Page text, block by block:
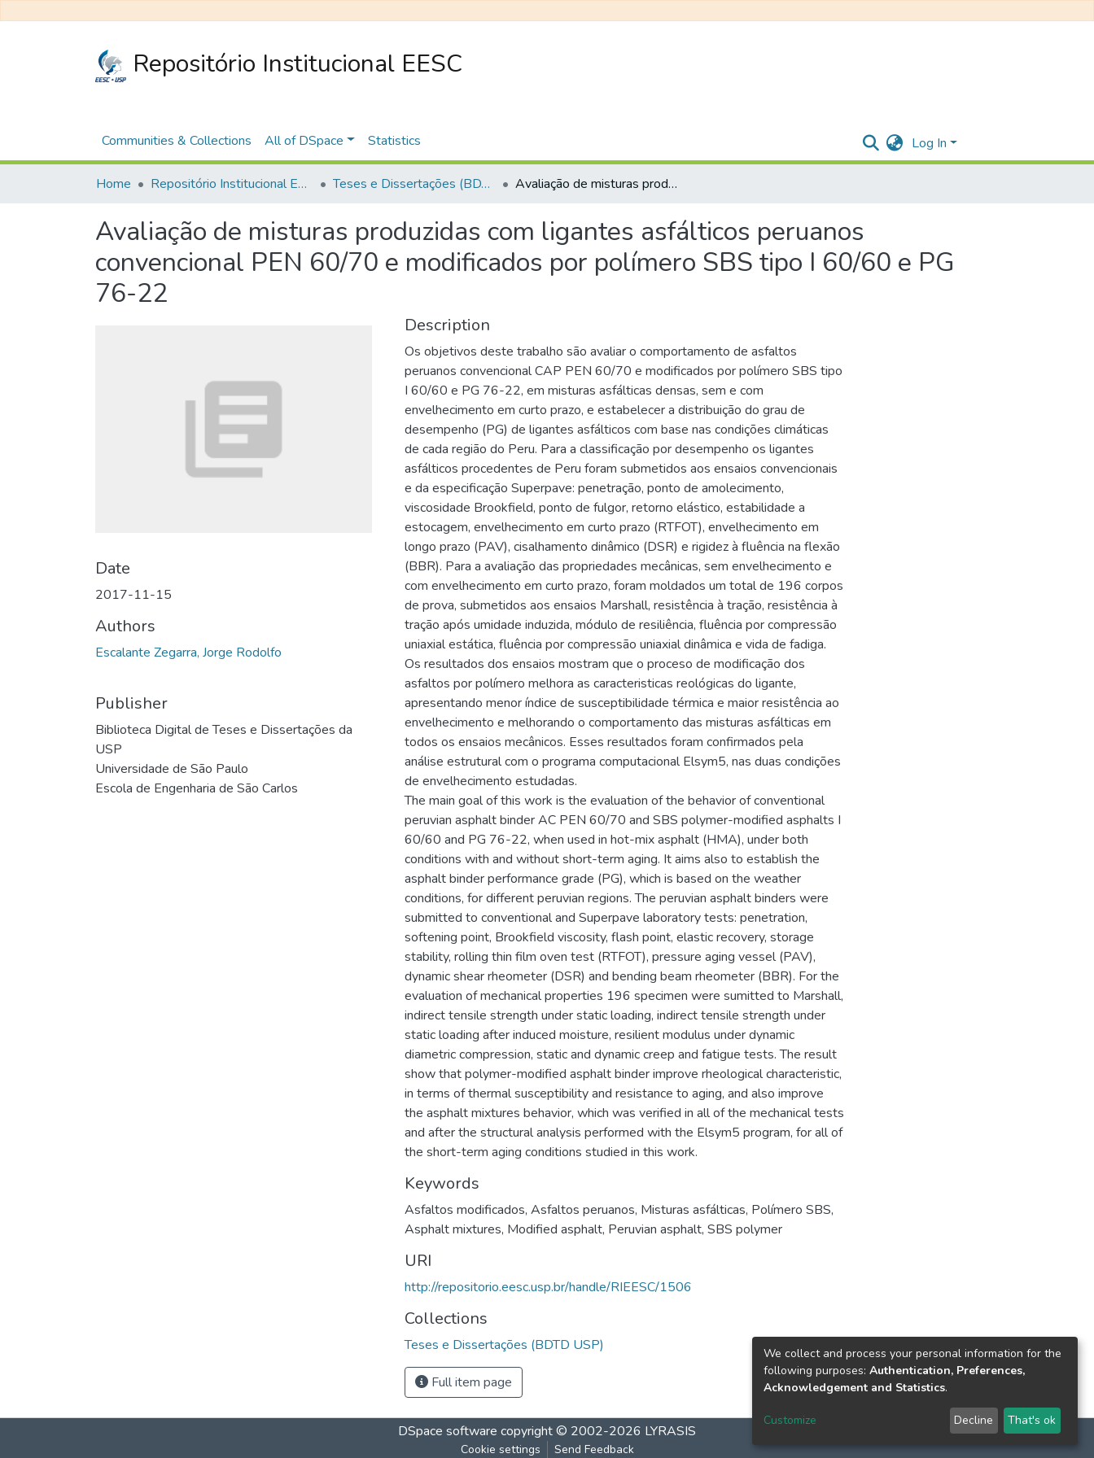
Repositório Institucional EESC
Communities & Collections All of DSpace Statistics Log In
Home Repositório Institucional EESC Teses e Dissertações (BDTD USP) Avaliação de misturas produzidas com ligantes asfálticos peruanos convencional PEN 60/70 e modificados por polímero SBS tipo I 60/60 e PG 76-22
Avaliação de misturas produzidas com ligantes asfálticos peruanos
convencional PEN 60/70 e modificados por polímero SBS tipo I 60/60 e PG
76-22
Date
2017-11-15
Authors
Escalante Zegarra, Jorge Rodolfo
Publisher
Biblioteca Digital de Teses e Dissertações da
USP
Universidade de São Paulo
Escola de Engenharia de São Carlos
Description
Os objetivos deste trabalho são avaliar o comportamento de asfaltos
peruanos convencional CAP PEN 60/70 e modificados por polímero SBS tipo
I 60/60 e PG 76-22, em misturas asfálticas densas, sem e com
envelhecimento em curto prazo, e estabelecer a distribuição do grau de
desempenho (PG) de ligantes asfálticos com base nas condições climáticas
de cada região do Peru. Para a classificação por desempenho os ligantes
asfálticos procedentes de Peru foram submetidos aos ensaios convencionais
e da especificação Superpave: penetração, ponto de amolecimento,
viscosidade Brookfield, ponto de fulgor, retorno elástico, estabilidade a
estocagem, envelhecimento em curto prazo (RTFOT), envelhecimento em
longo prazo (PAV), cisalhamento dinâmico (DSR) e rigidez à fluência na flexão
(BBR). Para a avaliação das propriedades mecânicas, sem envelhecimento e
com envelhecimento em curto prazo, foram moldados um total de 196 corpos
de prova, submetidos aos ensaios Marshall, resistência à tração, resistência à
tração após umidade induzida, módulo de resiliência, fluência por compressão
uniaxial estática, fluência por compressão uniaxial dinâmica e vida de fadiga.
Os resultados dos ensaios mostram que o proceso de modificação dos
asfaltos por polímero melhora as caracteristicas reológicas do ligante,
apresentando menor índice de susceptibilidade térmica e maior resistência ao
envelhecimento e melhorando o comportamento das misturas asfálticas em
todos os ensaios mecânicos. Esses resultados foram confirmados pela
análise estrutural com o programa computacional Elsym5, nas duas condições
de envelhecimento estudadas.
The main goal of this work is the evaluation of the behavior of conventional
peruvian asphalt binder AC PEN 60/70 and SBS polymer-modified asphalts I
60/60 and PG 76-22, when used in hot-mix asphalt (HMA), under both
conditions with and without short-term aging. It aims also to establish the
asphalt binder performance grade (PG), which is based on the weather
conditions, for different peruvian regions. The peruvian asphalt binders were
submitted to conventional and Superpave laboratory tests: penetration,
softening point, Brookfield viscosity, flash point, elastic recovery, storage
stability, rolling thin film oven test (RTFOT), pressure aging vessel (PAV),
dynamic shear rheometer (DSR) and bending beam rheometer (BBR). For the
evaluation of mechanical properties 196 specimen were sumitted to Marshall,
indirect tensile strength under static loading, indirect tensile strength under
static loading after induced moisture, resilient modulus under dynamic
diametric compression, static and dynamic creep and fatigue tests. The result
show that polymer-modified asphalt binder improve rheological characteristic,
in terms of thermal susceptibility and resistance to aging, and also improve
the asphalt mixtures behavior, which was verified in all of the mechanical tests
and after the structural analysis performed with the Elsym5 program, for all of
the short-term aging conditions studied in this work.
Keywords
Asfaltos modificados, Asfaltos peruanos, Misturas asfálticas, Polímero SBS,
Asphalt mixtures, Modified asphalt, Peruvian asphalt, SBS polymer
URI
http://repositorio.eesc.usp.br/handle/RIEESC/1506
Collections
Teses e Dissertações (BDTD USP)
Full item page
DSpace software copyright © 2002-2026 LYRASIS
Cookie settings Send Feedback
We collect and process your personal information for the
following purposes: Authentication, Preferences,
Acknowledgement and Statistics.
Customize Decline That's ok